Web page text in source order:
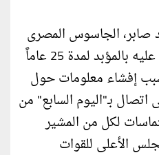
الجاسوس المصرى
المسجون بطره والمحكوم عليه بالمؤبد لمدة 25 عاماً
إفشاء معلومات حول
بـ"اليوم السابع" من
لكل من المشير
الأعلى للقوات